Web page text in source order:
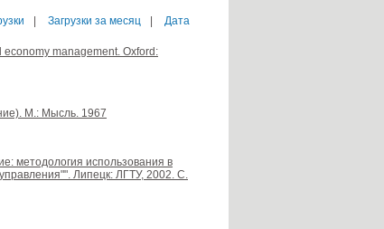
Загрузки за месяц Дата
management. Oxford:
М.: Мысль. 1967
методология использования в
Липецк: ЛГТУ, 2002. С.